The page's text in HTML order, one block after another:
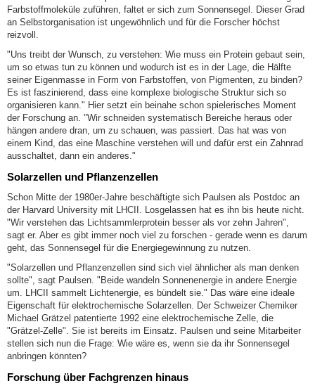
Farbstoffmoleküle zuführen, faltet er sich zum Sonnensegel. Dieser Grad
an Selbstorganisation ist ungewöhnlich und für die Forscher höchst
reizvoll.
"Uns treibt der Wunsch, zu verstehen: Wie muss ein Protein gebaut sein,
um so etwas tun zu können und wodurch ist es in der Lage, die Hälfte
seiner Eigenmasse in Form von Farbstoffen, von Pigmenten, zu binden?
Es ist faszinierend, dass eine komplexe biologische Struktur sich so
organisieren kann." Hier setzt ein beinahe schon spielerisches Moment
der Forschung an. "Wir schneiden systematisch Bereiche heraus oder
hängen andere dran, um zu schauen, was passiert. Das hat was von
einem Kind, das eine Maschine verstehen will und dafür erst ein Zahnrad
ausschaltet, dann ein anderes."
Solarzellen und Pflanzenzellen
Schon Mitte der 1980er-Jahre beschäftigte sich Paulsen als Postdoc an
der Harvard University mit LHCII. Losgelassen hat es ihn bis heute nicht.
"Wir verstehen das Lichtsammlerprotein besser als vor zehn Jahren",
sagt er. Aber es gibt immer noch viel zu forschen - gerade wenn es darum
geht, das Sonnensegel für die Energiegewinnung zu nutzen.
"Solarzellen und Pflanzenzellen sind sich viel ähnlicher als man denken
sollte", sagt Paulsen. "Beide wandeln Sonnenenergie in andere Energie
um. LHCII sammelt Lichtenergie, es bündelt sie." Das wäre eine ideale
Eigenschaft für elektrochemische Solarzellen. Der Schweizer Chemiker
Michael Grätzel patentierte 1992 eine elektrochemische Zelle, die
"Grätzel-Zelle". Sie ist bereits im Einsatz. Paulsen und seine Mitarbeiter
stellen sich nun die Frage: Wie wäre es, wenn sie da ihr Sonnensegel
anbringen könnten?
Forschung über Fachgrenzen hinaus